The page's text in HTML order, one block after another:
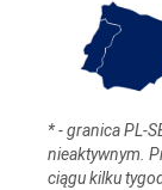
* - granica PL-
nieaktywnym.
ciągu kilku